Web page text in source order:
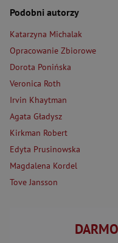
Podobni autorzy
Katarzyna Michalak
Opracowanie Zbiorowe
Dorota Ponińska
Veronica Roth
Irvin Khaytman
Agata Gładysz
Kirkman Robert
Edyta Prusinowska
Magdalena Kordel
Tove Jansson